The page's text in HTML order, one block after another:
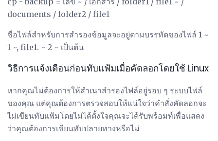
documents / folder2 / file1
ชื่อไฟล์สำหรับการสำรองข้อมูลจะอยู่ตามบรรทัดของไฟล์ 1 ~
1 ~, file1. ~ 2 ~ เป็นต้น
วิธีการแจ้งเตือนก่อนทับแฟ้มเมื่อคัดลอกโดยใช้ Linux
หากคุณไม่ต้องการให้สำเนาสำรองไฟล์อยู่รอบ ๆ ระบบไฟล์
ของคุณ แต่คุณต้องการตรวจสอบให้แน่ใจว่าคำสั่งคัดลอกจะ
ไม่เขียนทับแฟ้มโดยไม่ได้ตั้งใจคุณจะได้รับพร้อมท์เพื่อแสดง
ว่าคุณต้องการเขียนทับปลายทางหรือไม่